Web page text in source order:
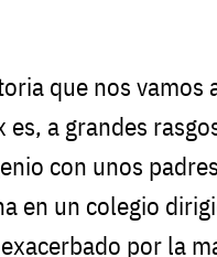
que nos
es, a grandes
con unos
en un colegio
por la